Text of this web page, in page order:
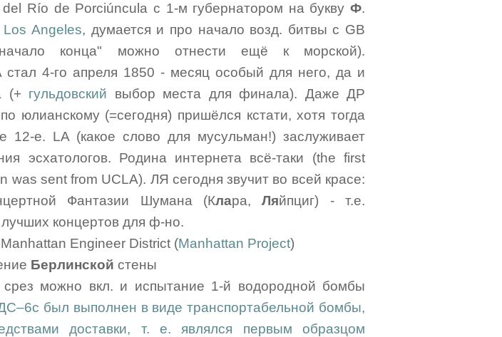
Río de Porciúncula с 1-м губернатором на букву Ф.
Angeles, думается и про начало возд. битвы с GB
конца" можно отнести ещё к морской).
стал 4-го апреля 1850 - месяц особый для него, да и
(+ гульдовский выбор места для финала). Даже ДР
юлианскому (=сегодня) пришёлся кстати, хотя тогда
е. LA (какое слово для мусульман!) заслуживает
эсхатологов. Родина интернета всё-таки (the first
was sent from UCLA). ЛЯ сегодня звучит во всей красе:
Фантазии Шумана (Клара,Ляйпциг) - т.е.
концертов для ф-но.
Engineer District (Manhattan Project)
Берлинской стены
можно вкл. и испытание 1-й водородной бомбы
был выполнен в виде транспортабельной бомбы,
доставки, т. е. являлся первым образцом